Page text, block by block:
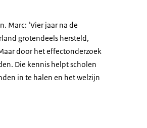
Marc: ‘Vier jaar na de
grotendeels hersteld,
door het effectonderzoek
Die kennis helpt scholen
in te halen en het welzijn